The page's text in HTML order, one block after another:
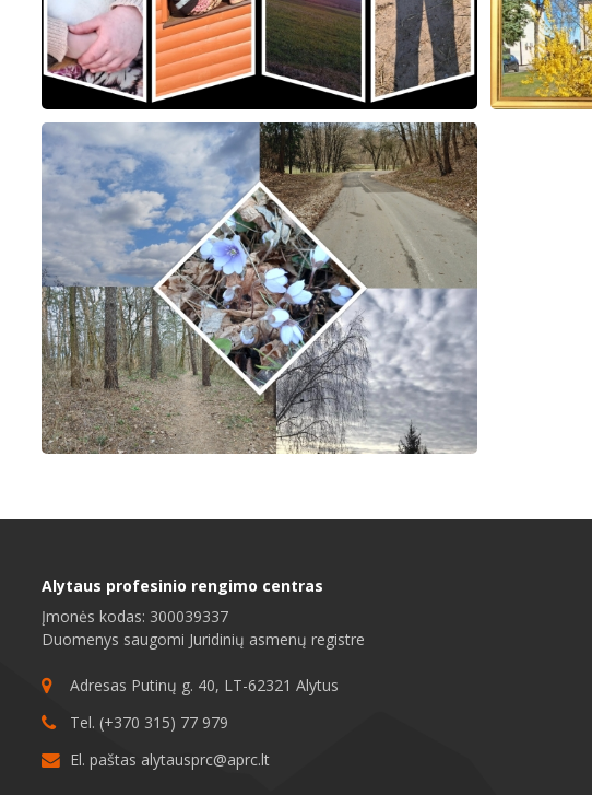
Alytaus profesinio rengimo centras
Įmonės kodas: 300039337
Duomenys saugomi Juridinių asmenų registre
Adresas Putinų g. 40, LT-62321 Alytus
Tel. (+370 315) 77 979
El. paštas alytausprc@aprc.lt